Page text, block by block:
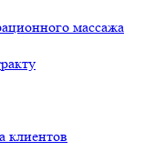
массажа
клиентов